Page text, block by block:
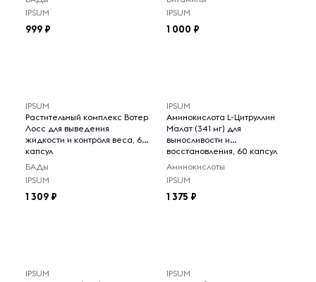
IPSUM
999
IPSUM
1 000
IPSUM
Растительный комплекс Вотер
Лосс для выведения
жидкости и контроля веса, 60
капсул
БАДы
IPSUM
1 309
IPSUM
Аминокислота L-Цитруллин
Малат (341 мг) для
выносливости и
восстановления, 60 капсул
Аминокислоты
IPSUM
1 375
IPSUM
IPSUM